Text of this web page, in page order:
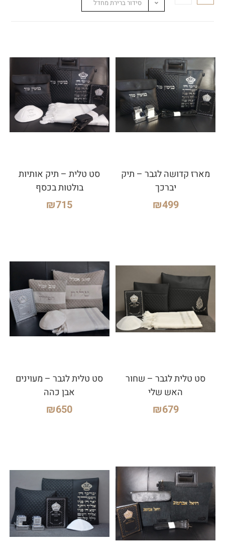
סידור ברירת מחדל
מארז קדושה לגבר – תיק
יברכך
₪499
סט טלית – תיק אותיות
בולטות בכסף
₪715
סט טלית לגבר – שחור
האש שלי
₪679
סט טלית לגבר – מעוינים
אבן כהה
₪650